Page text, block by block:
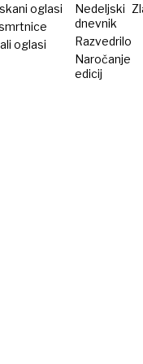
oglasi
oglasi
Nedeljski
dnevnik
Razvedrilo
Naročanje
edicij